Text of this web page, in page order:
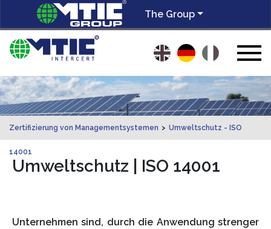
The Group
Zertifizierung von Managementsystemen > Umweltschutz - ISO
14001
Umweltschutz | ISO 14001
Unternehmen sind, durch die Anwendung strenger